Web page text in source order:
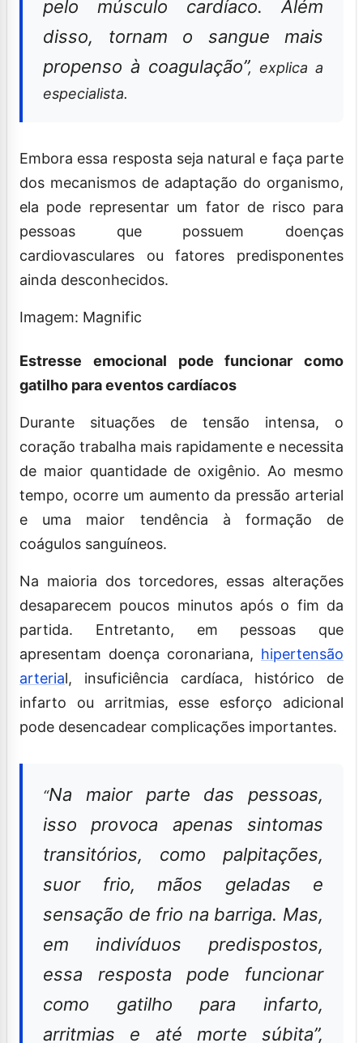
pelo músculo cardíaco. Além
disso, tornam o sangue mais
propenso à coagulação”, explica a
especialista.
Embora essa resposta seja natural e faça parte
dos mecanismos de adaptação do organismo,
ela pode representar um fator de risco para
pessoas que possuem doenças
cardiovasculares ou fatores predisponentes
ainda desconhecidos.
Imagem: Magnific
Estresse emocional pode funcionar como
gatilho para eventos cardíacos
Durante situações de tensão intensa, o
coração trabalha mais rapidamente e necessita
de maior quantidade de oxigênio. Ao mesmo
tempo, ocorre um aumento da pressão arterial
e uma maior tendência à formação de
coágulos sanguíneos.
Na maioria dos torcedores, essas alterações
desaparecem poucos minutos após o fim da
partida. Entretanto, em pessoas que
apresentam doença coronariana, hipertensão
arterial, insuficiência cardíaca, histórico de
infarto ou arritmias, esse esforço adicional
pode desencadear complicações importantes.
“Na maior parte das pessoas,
isso provoca apenas sintomas
transitórios, como palpitações,
suor frio, mãos geladas e
sensação de frio na barriga. Mas,
em indivíduos predispostos,
essa resposta pode funcionar
como gatilho para infarto,
arritmias e até morte súbita”,